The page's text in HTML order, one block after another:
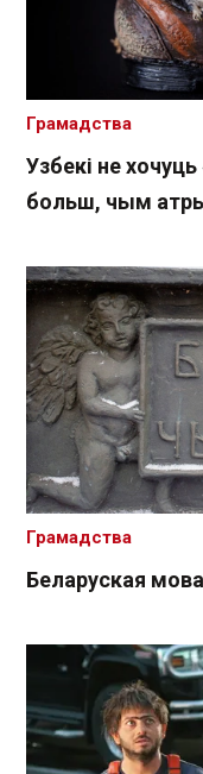
Узбекі не
больш, чым
Грамадства
Беларуская
Грамадства